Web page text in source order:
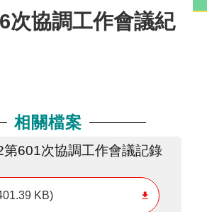
次協調工作會議紀
相關檔案
601次協調工作會議記錄
KB)